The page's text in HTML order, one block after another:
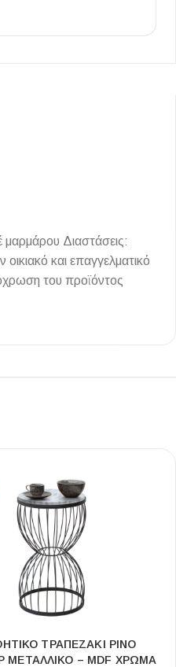
ΠΡΩΤΗ
Διαστάσεις:
και επαγγελματικό
του προϊόντος
ΤΡΑΠΕΖΆΚΙ PINO
ΜΕΤΑΛΛΙΚΌ – MDF ΧΡΏΜΑ